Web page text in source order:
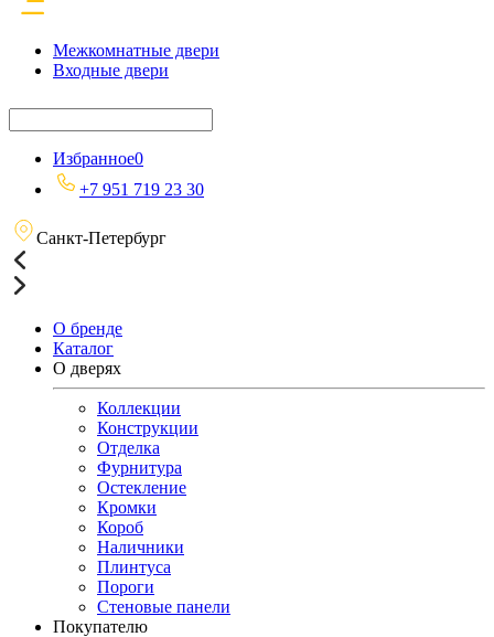
Межкомнатные двери
Входные двери
Избранное0
+7 951 719 23 30
Санкт-Петербург
О бренде
Каталог
О дверях
Коллекции
Конструкции
Отделка
Фурнитура
Остекление
Кромки
Короб
Наличники
Плинтуса
Пороги
Стеновые панели
Покупателю